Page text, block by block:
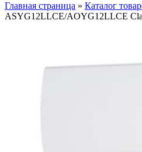
Главная страница » Каталог
ASYG12LLCE/AOYG12LLCE